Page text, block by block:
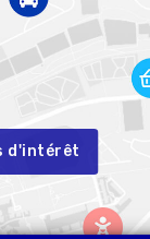
d'intérêt